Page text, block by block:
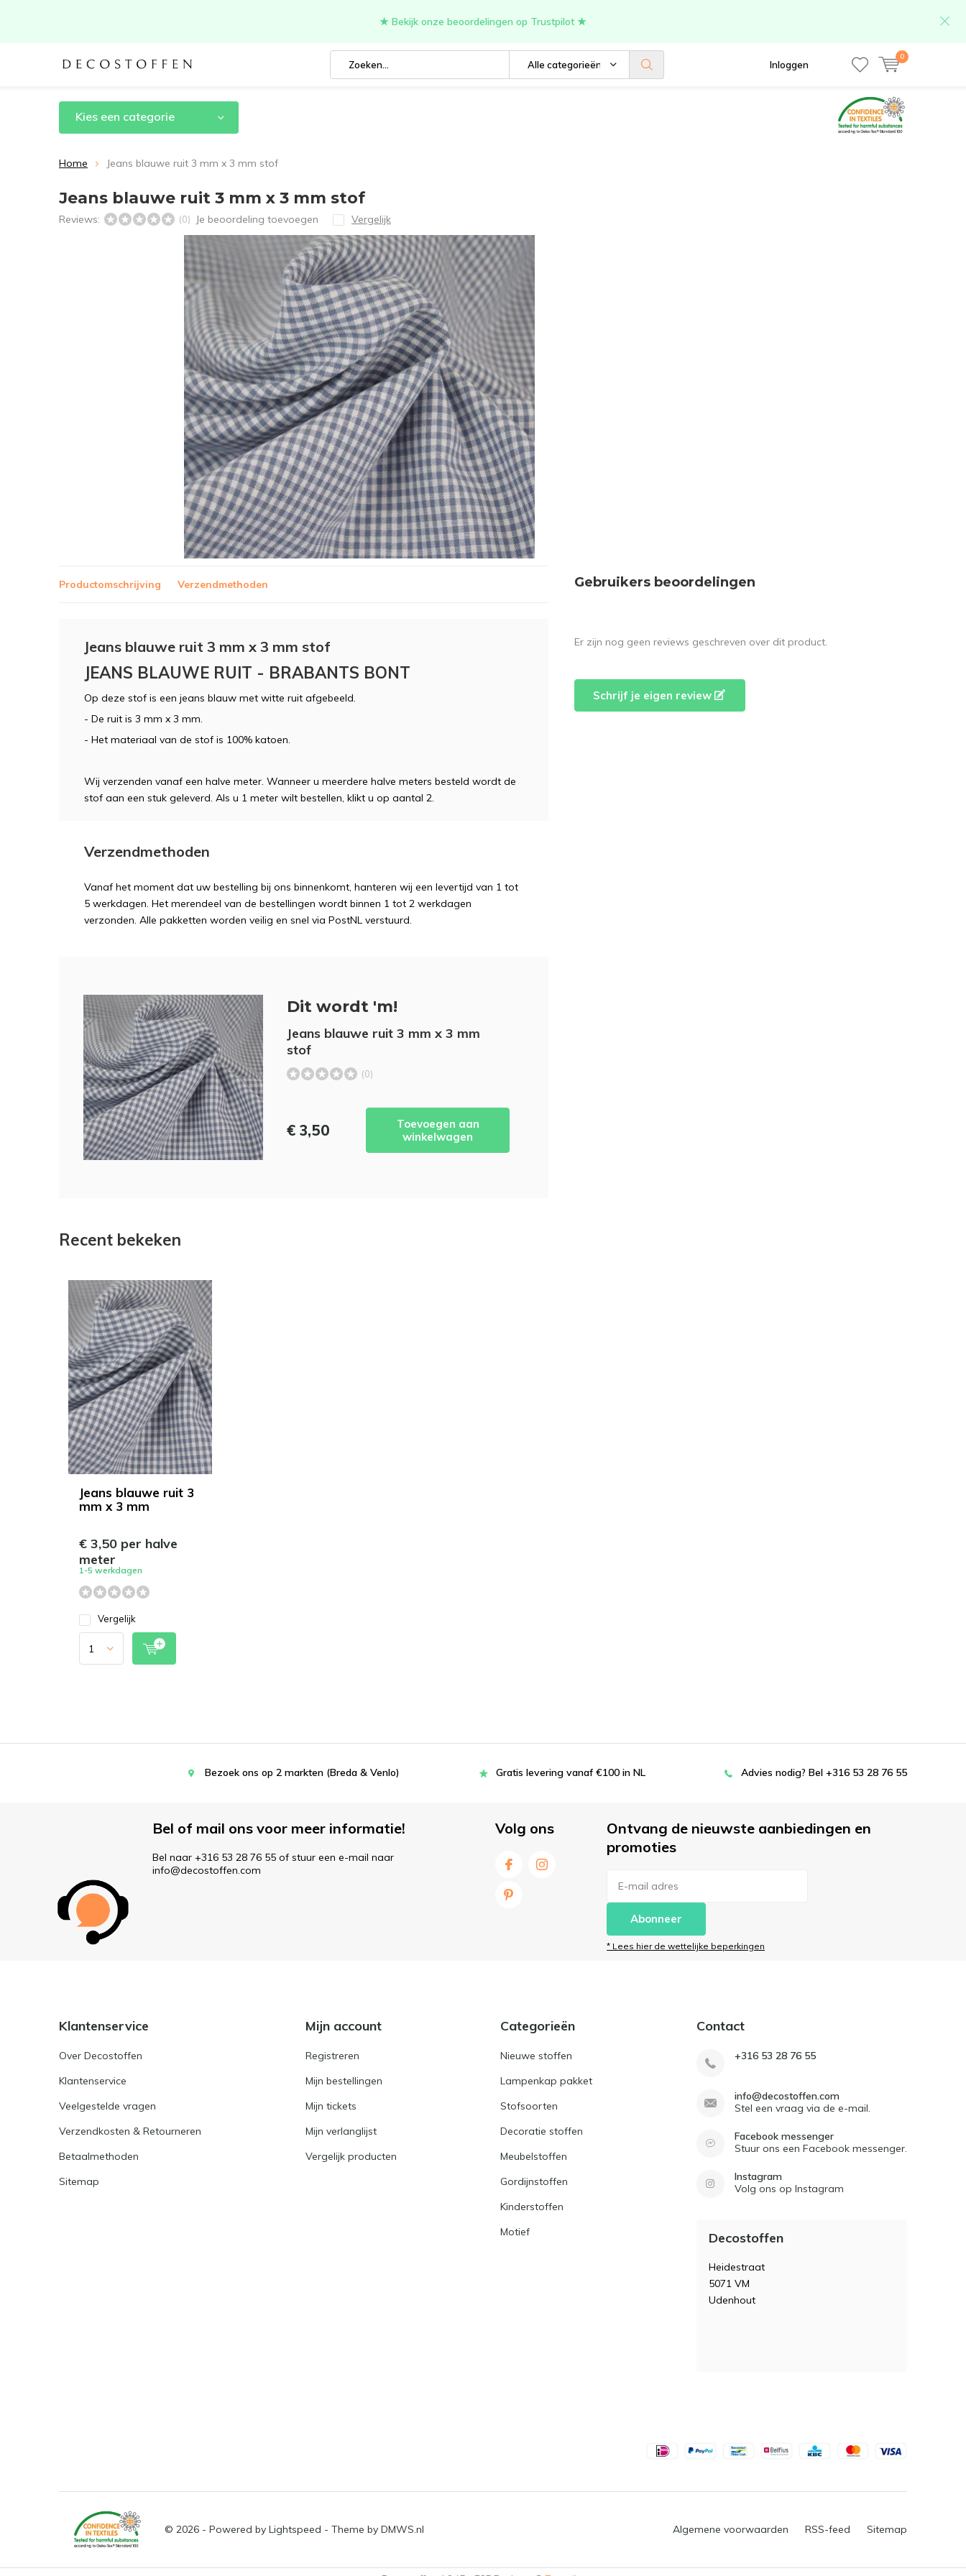
Alle categorieën Inloggen
0
★ Bekijk onze beoordelingen op Trustpilot ★
Kies een categorie
Home Jeans blauwe ruit 3 mm x 3 mm stof
Jeans blauwe ruit 3 mm x 3 mm stof
Reviews: (0) Je beoordeling toevoegen Vergelijk
Productomschrijving Verzendmethoden
Jeans blauwe ruit 3 mm x 3 mm stof
JEANS BLAUWE RUIT - BRABANTS BONT
Op deze stof is een jeans blauw met witte ruit afgebeeld.
- De ruit is 3 mm x 3 mm.
- Het materiaal van de stof is 100% katoen.
Wij verzenden vanaf een halve meter. Wanneer u meerdere halve meters besteld wordt de
stof aan een stuk geleverd. Als u 1 meter wilt bestellen, klikt u op aantal 2.
Verzendmethoden
Vanaf het moment dat uw bestelling bij ons binnenkomt, hanteren wij een levertijd van 1 tot
5 werkdagen. Het merendeel van de bestellingen wordt binnen 1 tot 2 werkdagen
verzonden. Alle pakketten worden veilig en snel via PostNL verstuurd.
Dit wordt 'm!
Jeans blauwe ruit 3 mm x 3 mm
stof
(0)
€ 3,50
Toevoegen aan
winkelwagen
Gebruikers beoordelingen
Er zijn nog geen reviews geschreven over dit product.
Schrijf je eigen review
Recent bekeken
Jeans blauwe ruit 3
mm x 3 mm
€ 3,50 per halve
meter
1-5 werkdagen
Vergelijk
Bezoek ons op 2 markten (Breda & Venlo) Gratis levering vanaf €100 in NL Advies nodig? Bel +316 53 28 76 55
Bel of mail ons voor meer informatie!
Bel naar +316 53 28 76 55 of stuur een e-mail naar
info@decostoffen.com
Volg ons
Ontvang de nieuwste aanbiedingen en
promoties
Abonneer
* Lees hier de wettelijke beperkingen
Klantenservice
Over Decostoffen
Klantenservice
Veelgestelde vragen
Verzendkosten & Retourneren
Betaalmethoden
Sitemap
Mijn account
Registreren
Mijn bestellingen
Mijn tickets
Mijn verlanglijst
Vergelijk producten
Categorieën
Nieuwe stoffen
Lampenkap pakket
Stofsoorten
Decoratie stoffen
Meubelstoffen
Gordijnstoffen
Kinderstoffen
Motief
Contact
+316 53 28 76 55
info@decostoffen.com
Stel een vraag via de e-mail.
Facebook messenger
Stuur ons een Facebook messenger.
Instagram
Volg ons op Instagram
Decostoffen
Heidestraat
5071 VM
Udenhout
© 2026 - Powered by Lightspeed - Theme by DMWS.nl Algemene voorwaarden RSS-feed Sitemap